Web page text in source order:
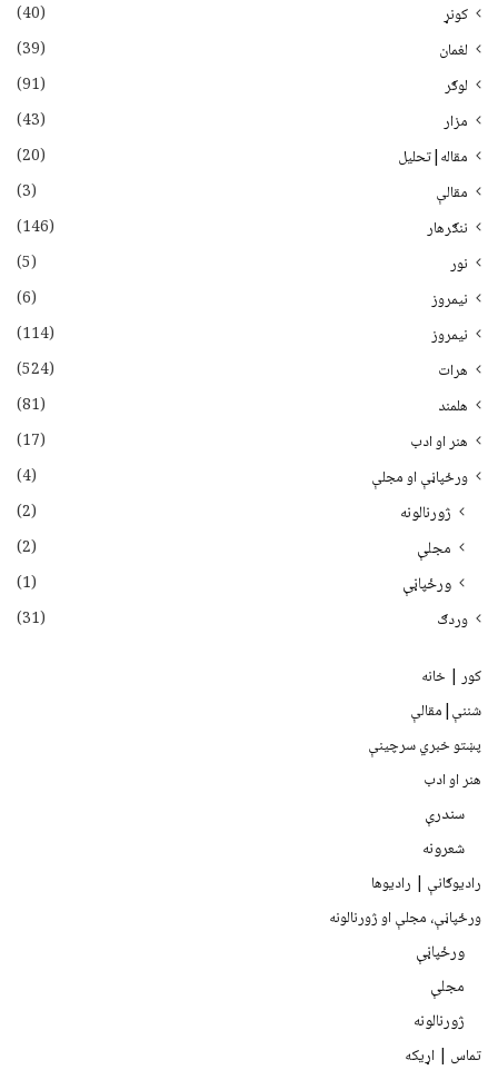
کونړ
(40)
لغمان
(39)
لوګر
(91)
مزار
(43)
مقاله|تحلیل
(20)
مقالې
(3)
ننګرهار
(146)
نور
(5)
نيمروز
(6)
نیمروز
(114)
هرات
(524)
هلمند
(81)
هنر او ادب
(17)
ورځپاڼې او مجلې
(4)
ژورنالونه
(2)
مجلې
(2)
ورځپاڼې
(1)
وردګ
(31)
کور | خانه
شننې|مقالې
پښتو خبري سرچينې
هنر او ادب
سندرې
شعرونه
رادیوګانې | رادیوها
ورځپاڼې، مجلې او ژورنالونه
ورځپاڼې
مجلې
ژورنالونه
تماس | اړیکه